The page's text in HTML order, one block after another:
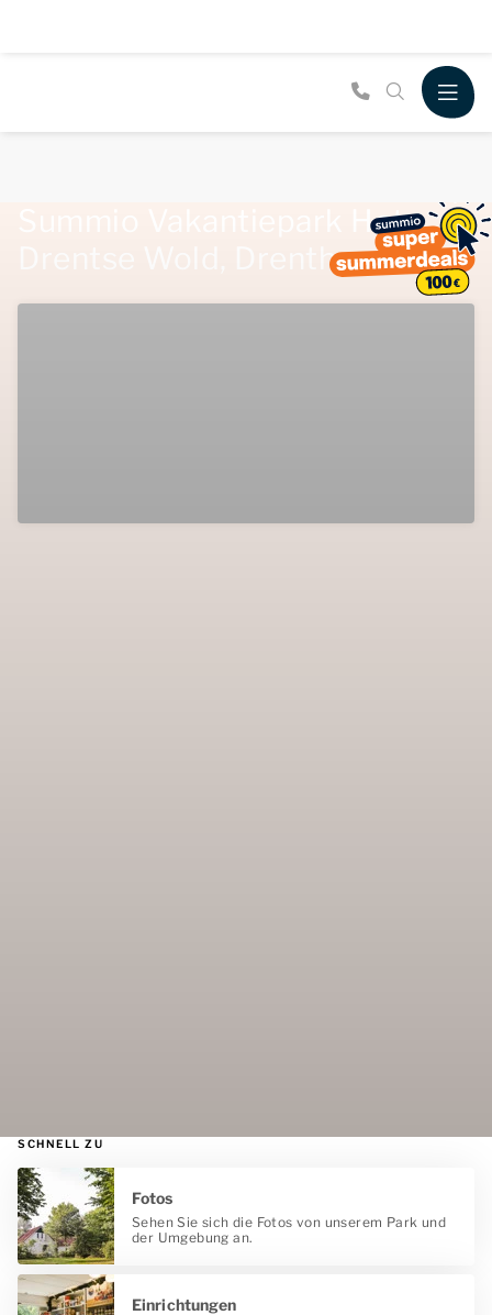
Summio Vakantiepark Het
Drentse Wold, Drenthe
SCHNELL ZU
Fotos
Sehen Sie sich die Fotos von unserem Park und
der Umgebung an.
Einrichtungen